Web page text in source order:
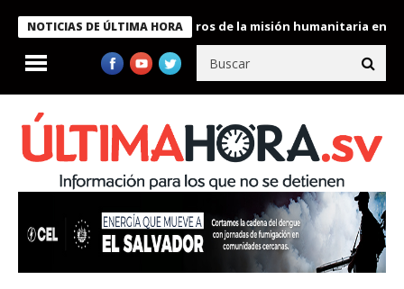
NOTICIAS DE ÚLTIMA HORA
condecora a miembros de la misión humanitaria enviada a